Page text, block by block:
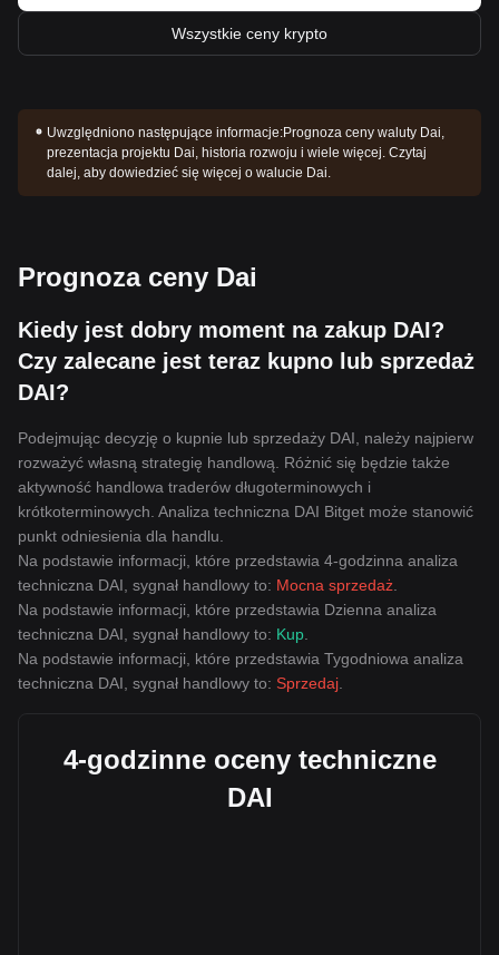
Wszystkie ceny krypto
Uwzględniono następujące informacje:Prognoza ceny waluty Dai,
prezentacja projektu Dai, historia rozwoju i wiele więcej. Czytaj
dalej, aby dowiedzieć się więcej o walucie Dai.
Prognoza ceny Dai
Kiedy jest dobry moment na zakup DAI?
Czy zalecane jest teraz kupno lub sprzedaż
DAI?
Podejmując decyzję o kupnie lub sprzedaży DAI, należy najpierw
rozważyć własną strategię handlową. Różnić się będzie także
aktywność handlowa traderów długoterminowych i
krótkoterminowych. Analiza techniczna DAI Bitget może stanowić
punkt odniesienia dla handlu.
Na podstawie informacji, które przedstawia 4-godzinna analiza
techniczna DAI, sygnał handlowy to: Mocna sprzedaż
Na podstawie informacji, które przedstawia Dzienna analiza
techniczna DAI, sygnał handlowy to: Kup
Na podstawie informacji, które przedstawia Tygodniowa analiza
techniczna DAI, sygnał handlowy to: Sprzedaj
4-godzinne oceny techniczne
DAI